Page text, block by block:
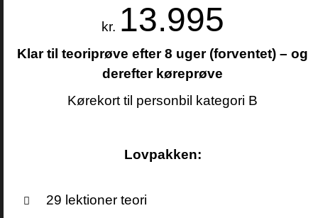
kr. 13.995
Klar til teoriprøve efter 8 uger (forventet) – og
derefter køreprøve
Kørekort til personbil kategori B
Lovpakken:
29 lektioner teori